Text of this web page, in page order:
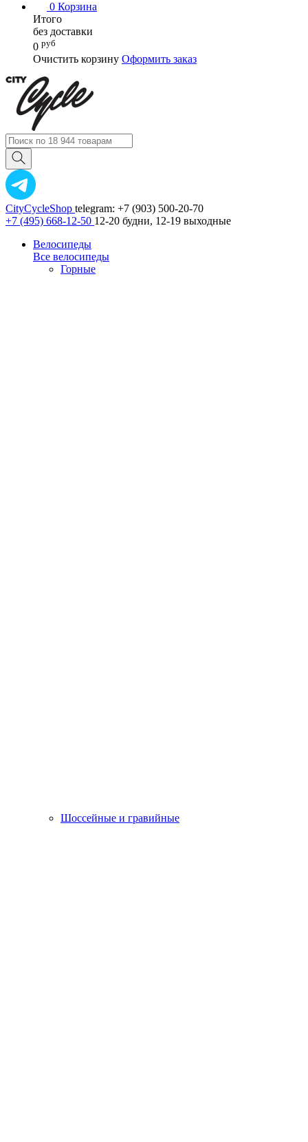
0 Корзина
Итого
без доставки
0 руб
Очистить корзину Оформить заказ
CityCycleShop telegram: +7 (903) 500-20-70
+7 (495) 668-12-50 12-20 будни, 12-19 выходные
Велосипеды
Все велосипеды
Горные
Шоссейные и гравийные